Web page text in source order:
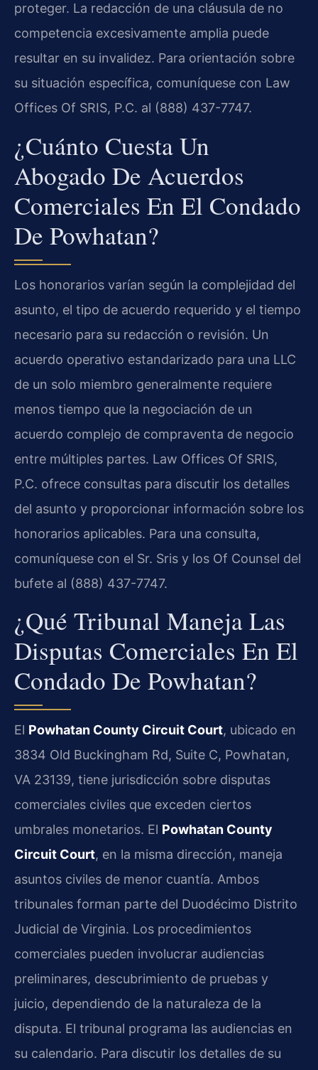
proteger. La redacción de una cláusula de no
competencia excesivamente amplia puede
resultar en su invalidez. Para orientación sobre
su situación específica, comuníquese con Law
Offices Of SRIS, P.C. al (888) 437-7747.
¿Cuánto Cuesta Un
Abogado De Acuerdos
Comerciales En El Condado
De Powhatan?
Los honorarios varían según la complejidad del
asunto, el tipo de acuerdo requerido y el tiempo
necesario para su redacción o revisión. Un
acuerdo operativo estandarizado para una LLC
de un solo miembro generalmente requiere
menos tiempo que la negociación de un
acuerdo complejo de compraventa de negocio
entre múltiples partes. Law Offices Of SRIS,
P.C. ofrece consultas para discutir los detalles
del asunto y proporcionar información sobre los
honorarios aplicables. Para una consulta,
comuníquese con el Sr. Sris y los Of Counsel del
bufete al (888) 437-7747.
¿Qué Tribunal Maneja Las
Disputas Comerciales En El
Condado De Powhatan?
El Powhatan County Circuit Court, ubicado en
3834 Old Buckingham Rd, Suite C, Powhatan,
VA 23139, tiene jurisdicción sobre disputas
comerciales civiles que exceden ciertos
umbrales monetarios. El Powhatan County
Circuit Court, en la misma dirección, maneja
asuntos civiles de menor cuantía. Ambos
tribunales forman parte del Duodécimo Distrito
Judicial de Virginia. Los procedimientos
comerciales pueden involucrar audiencias
preliminares, descubrimiento de pruebas y
juicio, dependiendo de la naturaleza de la
disputa. El tribunal programa las audiencias en
su calendario. Para discutir los detalles de su